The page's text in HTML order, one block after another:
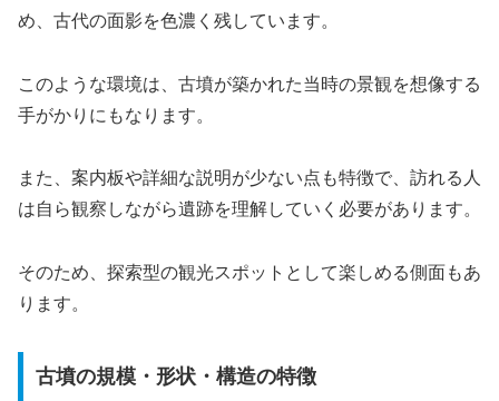
め、古代の面影を色濃く残しています。
このような環境は、古墳が築かれた当時の景観を想像する
手がかりにもなります。
また、案内板や詳細な説明が少ない点も特徴で、訪れる人
は自ら観察しながら遺跡を理解していく必要があります。
そのため、探索型の観光スポットとして楽しめる側面もあ
ります。
古墳の規模・形状・構造の特徴